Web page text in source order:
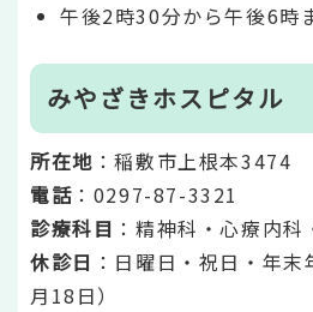
午後2時30分から午後6時
みやざきホスピタル
所在地 ：稲敷市上根本3474
電話 ：0297-87-3321
診療科目 ：精神科・心療内科
休診日 ：日曜日・祝日・年
月18日）